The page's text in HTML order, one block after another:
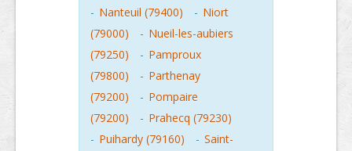
- Nanteuil (79400) - Niort
(79000)
- Nueil-les-aubiers
(79250)
- Pamproux
(79800)
- Parthenay
(79200)
- Pompaire
(79200)
- Prahecq (79230)
- Puihardy (79160) - Saint-